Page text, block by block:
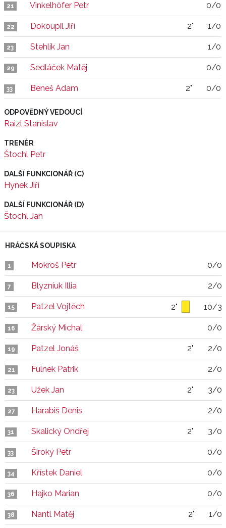
21 Vinkelhöfer Petr 0/0
22 Dokoupil Jiří 2" 1/0
23 Stehlík Jan 1/0
29 Sedláček Matěj 0/0
33 Beneš Adam 2" 0/0
ODPOVĚDNÝ VEDOUCÍ
Raizl Stanislav
TRENÉR
Štochl Petr
DALŠÍ FUNKCIONÁŘ (C)
Hynek Jiří
DALŠÍ FUNKCIONÁŘ (D)
Štochl Jan
HRÁČSKÁ SOUPISKA
1 Mokroš Petr 0/0
7 Blyzniuk Illia 2/0
15 Patzel Vojtěch 2" 10/3
16 Žárský Michal 0/0
19 Patzel Jonáš 2" 2/0
21 Fulnek Patrik 2/0
23 Užek Jan 2" 3/0
27 Harabiš Denis 2/0
31 Skalický Ondřej 2" 3/0
33 Široký Petr 0/0
34 Křístek Daniel 0/0
36 Hajko Marian 0/0
38 Nantl Matěj 2" 1/0